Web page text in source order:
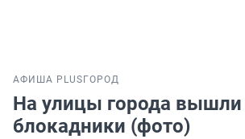
АФИША PLUS ГОРОД
На улицы города вышли
блокадники (фото)